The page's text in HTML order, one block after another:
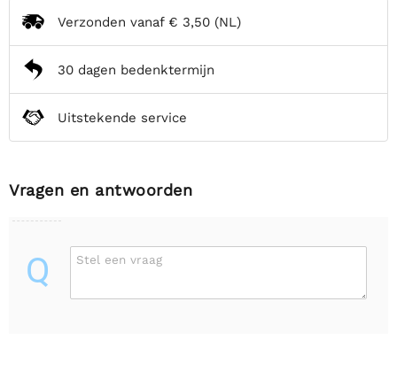
Verzonden vanaf € 3,50 (NL)
30 dagen bedenktermijn
Uitstekende service
Vragen en antwoorden
Q Stel een vraag